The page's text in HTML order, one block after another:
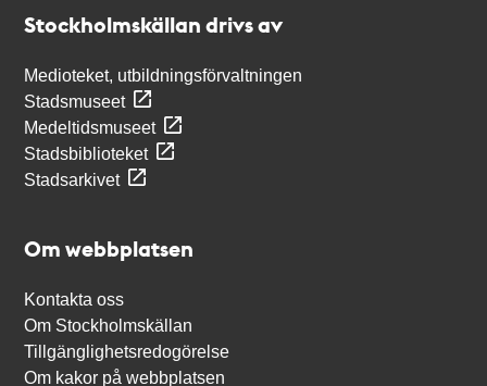
Stockholmskällan drivs av
Medioteket, utbildningsförvaltningen
Stadsmuseet
Medeltidsmuseet
Stadsbiblioteket
Stadsarkivet
Om webbplatsen
Kontakta oss
Om Stockholmskällan
Tillgänglighetsredogörelse
Om kakor på webbplatsen